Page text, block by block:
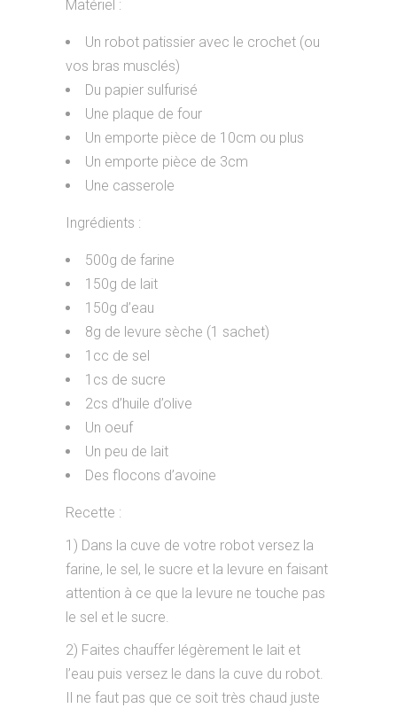
Matériel :
Un robot patissier avec le crochet (ou
vos bras musclés)
Du papier sulfurisé
Une plaque de four
Un emporte pièce de 10cm ou plus
Un emporte pièce de 3cm
Une casserole
Ingrédients :
500g de farine
150g de lait
150g d’eau
8g de levure sèche (1 sachet)
1cc de sel
1cs de sucre
2cs d’huile d’olive
Un oeuf
Un peu de lait
Des flocons d’avoine
Recette :
1) Dans la cuve de votre robot versez la
farine, le sel, le sucre et la levure en faisant
attention à ce que la levure ne touche pas
le sel et le sucre.
2) Faites chauffer légèrement le lait et
l’eau puis versez le dans la cuve du robot.
Il ne faut pas que ce soit très chaud juste